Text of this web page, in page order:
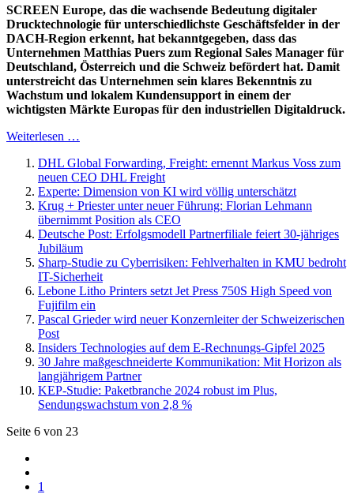
SCREEN Europe, das die wachsende Bedeutung digitaler
Drucktechnologie für unterschiedlichste Geschäftsfelder in der
DACH-Region erkennt, hat bekanntgegeben, dass das
Unternehmen Matthias Puers zum Regional Sales Manager für
Deutschland, Österreich und die Schweiz befördert hat. Damit
unterstreicht das Unternehmen sein klares Bekenntnis zu
Wachstum und lokalem Kundensupport in einem der
wichtigsten Märkte Europas für den industriellen Digitaldruck.
Weiterlesen …
DHL Global Forwarding, Freight: ernennt Markus Voss zum
neuen CEO DHL Freight
Experte: Dimension von KI wird völlig unterschätzt
Krug + Priester unter neuer Führung: Florian Lehmann
übernimmt Position als CEO
Deutsche Post: Erfolgsmodell Partnerfiliale feiert 30-jähriges
Jubiläum
Sharp-Studie zu Cyberrisiken: Fehlverhalten in KMU bedroht
IT-Sicherheit
Lebone Litho Printers setzt Jet Press 750S High Speed von
Fujifilm ein
Pascal Grieder wird neuer Konzernleiter der Schweizerischen
Post
Insiders Technologies auf dem E-Rechnungs-Gipfel 2025
30 Jahre maßgeschneiderte Kommunikation: Mit Horizon als
langjährigem Partner
KEP-Studie: Paketbranche 2024 robust im Plus,
Sendungswachstum von 2,8 %
Seite 6 von 23
1